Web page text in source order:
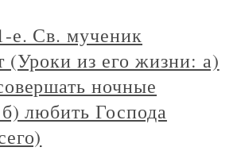
е. Св. мученик
(Уроки из его жизни: а)
ночные
любить Господа